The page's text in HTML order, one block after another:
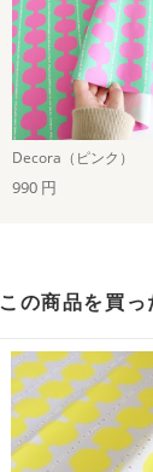
Decora（ピンク）
990 円
この商品を買っ